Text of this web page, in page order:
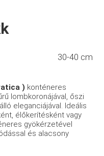
30-40 cm
) konténeres
lombkoronájával, őszi
eleganciájával. Ideális
élőkerítésként vagy
gyökérzetével
és alacsony